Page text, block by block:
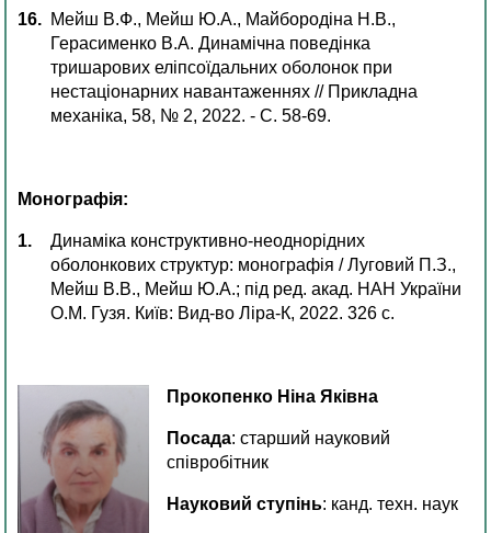
Мейш В.Ф., Мейш Ю.А., Майбородіна Н.В.,
Герасименко В.А. Динамічна поведінка
тришарових еліпсоїдальних оболонок при
нестаціонарних навантаженнях // Прикладна
механіка, 58, № 2, 2022. - С. 58-69.
Монографія:
Динаміка конструктивно-неоднорідних
оболонкових структур: монографія / Луговий П.З.,
Мейш В.В., Мейш Ю.А.; під ред. акад. НАН України
О.М. Гузя. Київ: Вид-во Ліра-К, 2022. 326 с.
Прокопенко Ніна Яківна
Посада: старший науковий
співробітник
Науковий ступінь: канд. техн. наук